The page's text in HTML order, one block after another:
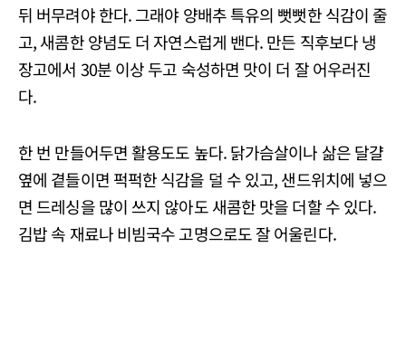
뒤 버무려야 한다. 그래야 양배추 특유의 뻣뻣한 식감이 줄
고, 새콤한 양념도 더 자연스럽게 밴다. 만든 직후보다 냉
장고에서 30분 이상 두고 숙성하면 맛이 더 잘 어우러진
다.
한 번 만들어두면 활용도도 높다. 닭가슴살이나 삶은 달걀
옆에 곁들이면 퍽퍽한 식감을 덜 수 있고, 샌드위치에 넣으
면 드레싱을 많이 쓰지 않아도 새콤한 맛을 더할 수 있다.
김밥 속 재료나 비빔국수 고명으로도 잘 어울린다.